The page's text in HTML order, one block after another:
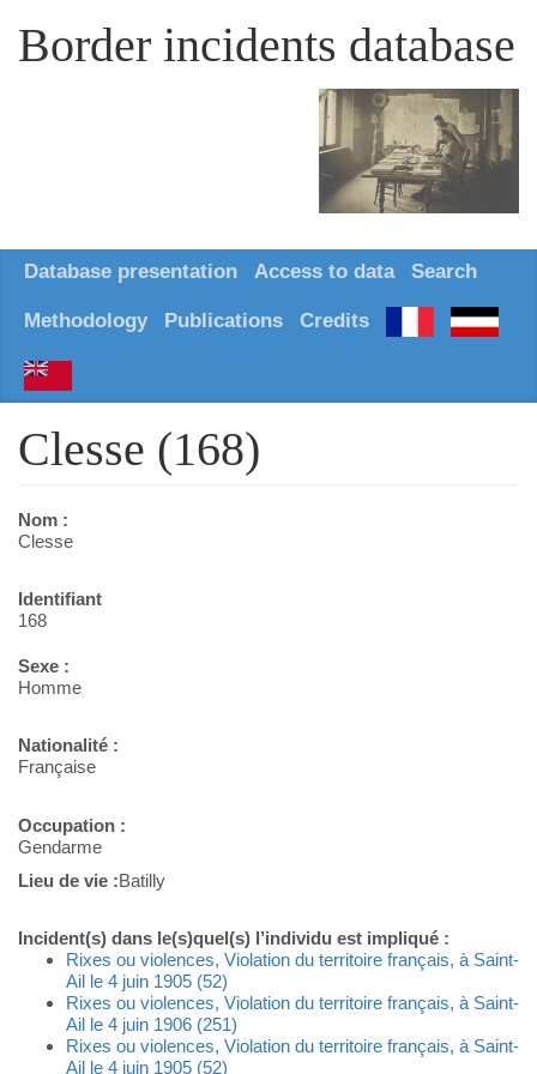
Border incidents database
Database presentation Access to data Search
Methodology Publications Credits
Clesse (168)
Nom :
Clesse
Identifiant
168
Sexe :
Homme
Nationalité :
Française
Occupation :
Gendarme
Lieu de vie :Batilly
Incident(s) dans le(s)quel(s) l’individu est impliqué :
Rixes ou violences, Violation du territoire français, à Saint-
Ail le 4 juin 1905 (52)
Rixes ou violences, Violation du territoire français, à Saint-
Ail le 4 juin 1906 (251)
Rixes ou violences, Violation du territoire français, à Saint-
Ail le 4 juin 1905 (52)